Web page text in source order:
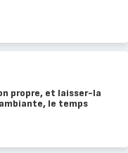
propre, et laisser-la
le temps